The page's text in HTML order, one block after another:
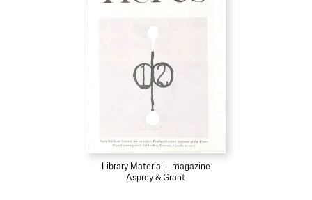
Library Material – magazine
Asprey & Grant